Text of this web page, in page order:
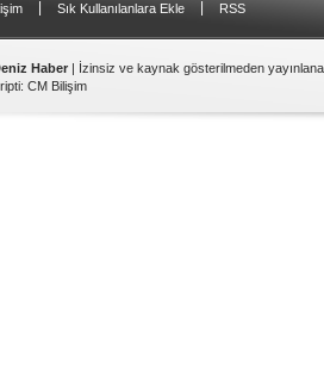
Sık Kullanılanlara Ekle RSS
Haber | İzinsiz ve kaynak gösterilmeden
: CM Bilişim